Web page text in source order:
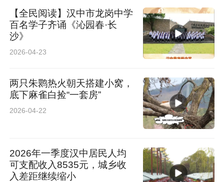
【全民阅读】汉中市龙岗中学
百名学子齐诵《沁园春·长
沙》
2026-04-23
两只朱鹮热火朝天搭建小窝，
底下麻雀白捡“一套房”
2026-04-22
2026年一季度汉中居民人均
可支配收入8535元，城乡收
入差距继续缩小